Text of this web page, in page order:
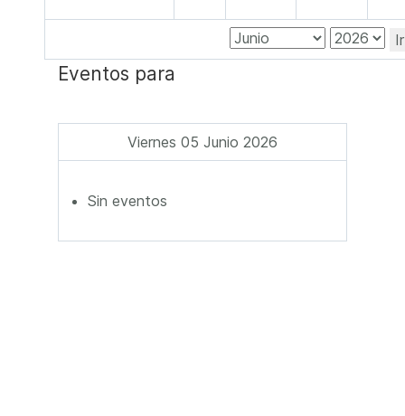
Eventos para
Viernes 05 Junio 2026
Sin eventos